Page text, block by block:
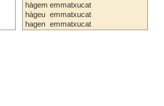
hàgem
hàgeu
hagen
emmatxucat
emmatxucat
emmatxucat